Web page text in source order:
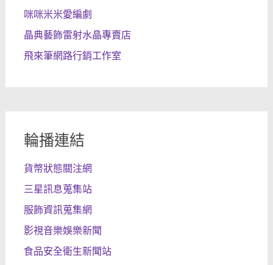
咪咪米米愛編劇
晶典藝飾雷射水晶專賣店
飛來筆網路行銷工作室
輪播連結
貨幣狀態關注網
三星訊息蒐集站
服飾資訊蒐集網
影視音樂娛樂新聞
食品安全衛生新聞站